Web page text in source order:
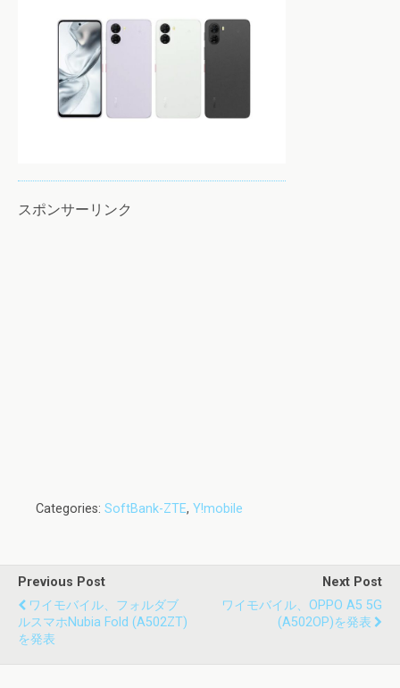
スポンサーリンク
Categories: SoftBank-ZTE, Y!mobile
Previous Post
ワイモバイル、フォルダブ
ルスマホnubia Fold (A502ZT)
を発表
Next Post
ワイモバイル、OPPO A5 5G
(A502OP)を発表